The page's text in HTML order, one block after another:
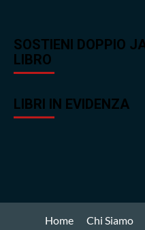
SOSTIENI DOPPIO
LIBRO
LIBRI IN EVIDENZA
Home Chi Siamo